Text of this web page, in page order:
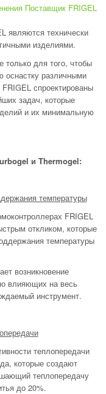
Поставщик FRIGEL
являются технически
изделиями.
только для того, чтобы
оснастку различными
спроектированы
задач, которые
и их минимальную
и Thermogel:
температуры
FRIGEL
откликом, которые
температуры
возникновение
влияющих на весь
инструмент.
теплопередачи
которые создают
теплопередачу
до 20%.